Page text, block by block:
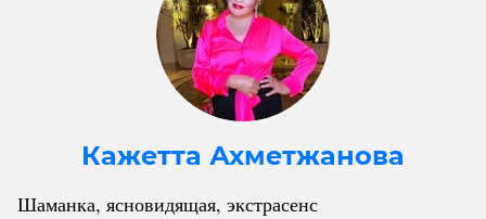
Кажетта Ахметжанова
Шаманка, ясновидящая, экстрасенс